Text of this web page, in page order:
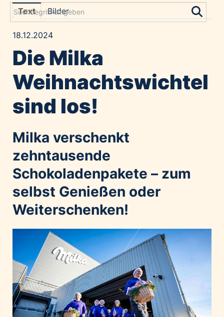
Grayling Agentur
Alawyer
Amadeus Austrian Music Awards
Constantia Flexibles
Costa Kreuzfahrten
Emirates
Expo 2025 Osaka
GE HealthCare
Home of Work
Huawei Consumer Business Group
IT:U
JP Immobilien
JYSK
Kroatische Zentrale für Tourismus
List Holding Gruppe
Marble House
Text Bilder
18.12.2024
Die Milka
Weihnachtswichtel
sind los!
Milka verschenkt
zehntausende
Schokoladenpakete – zum
selbst Genießen oder
Weiterschenken!